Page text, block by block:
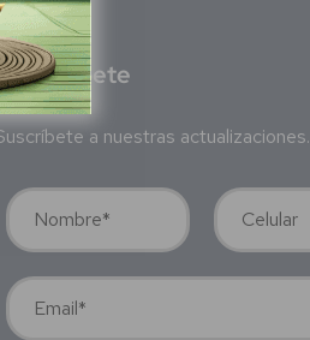
ubscríbete
a nuestras actualizaciones.